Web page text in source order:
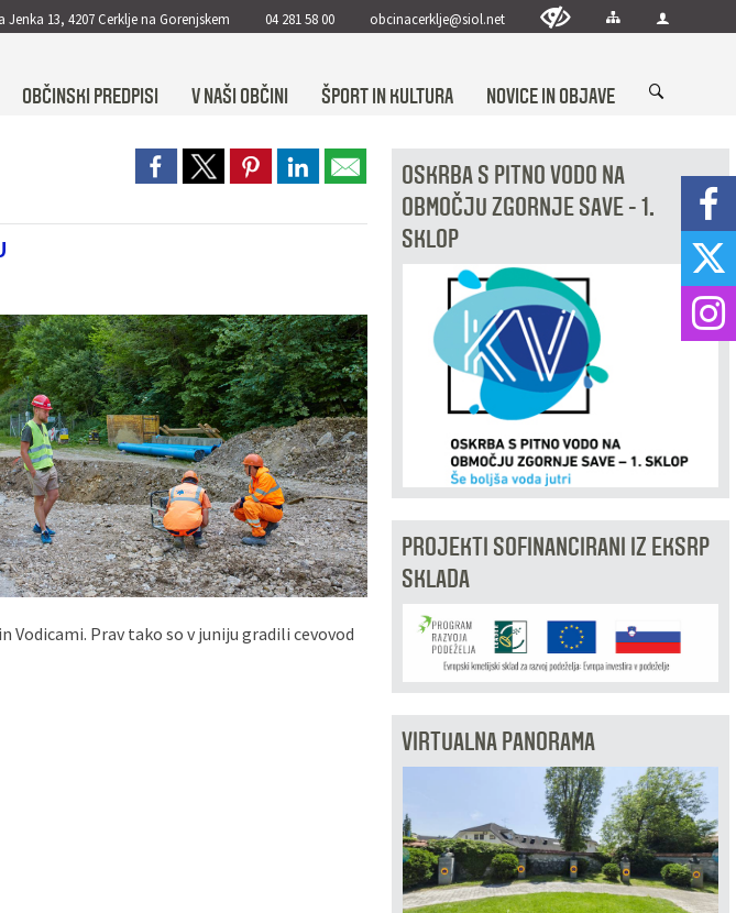
Jenka 13, 4207 Cerklje na Gorenjskem 04 281 58 00 obcinacerklje@siol.net
OBČINSKI PREDPISI V NAŠI OBČINI ŠPORT IN KULTURA NOVICE IN OBJAVE
Vodicami. Prav tako so v juniju gradili cevovod
OSKRBA S PITNO VODO NA
OBMOČJU ZGORNJE SAVE - 1.
SKLOP
PROJEKTI SOFINANCIRANI IZ EKSRP
SKLADA
VIRTUALNA PANORAMA